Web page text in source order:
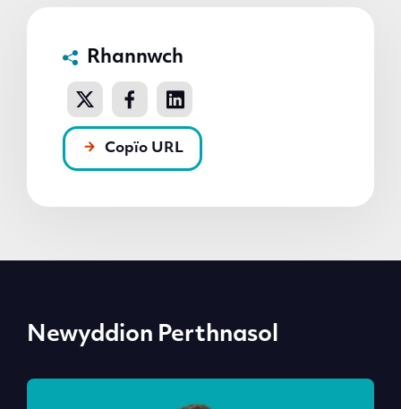
Rhannwch
Copïo URL
Newyddion Perthnasol